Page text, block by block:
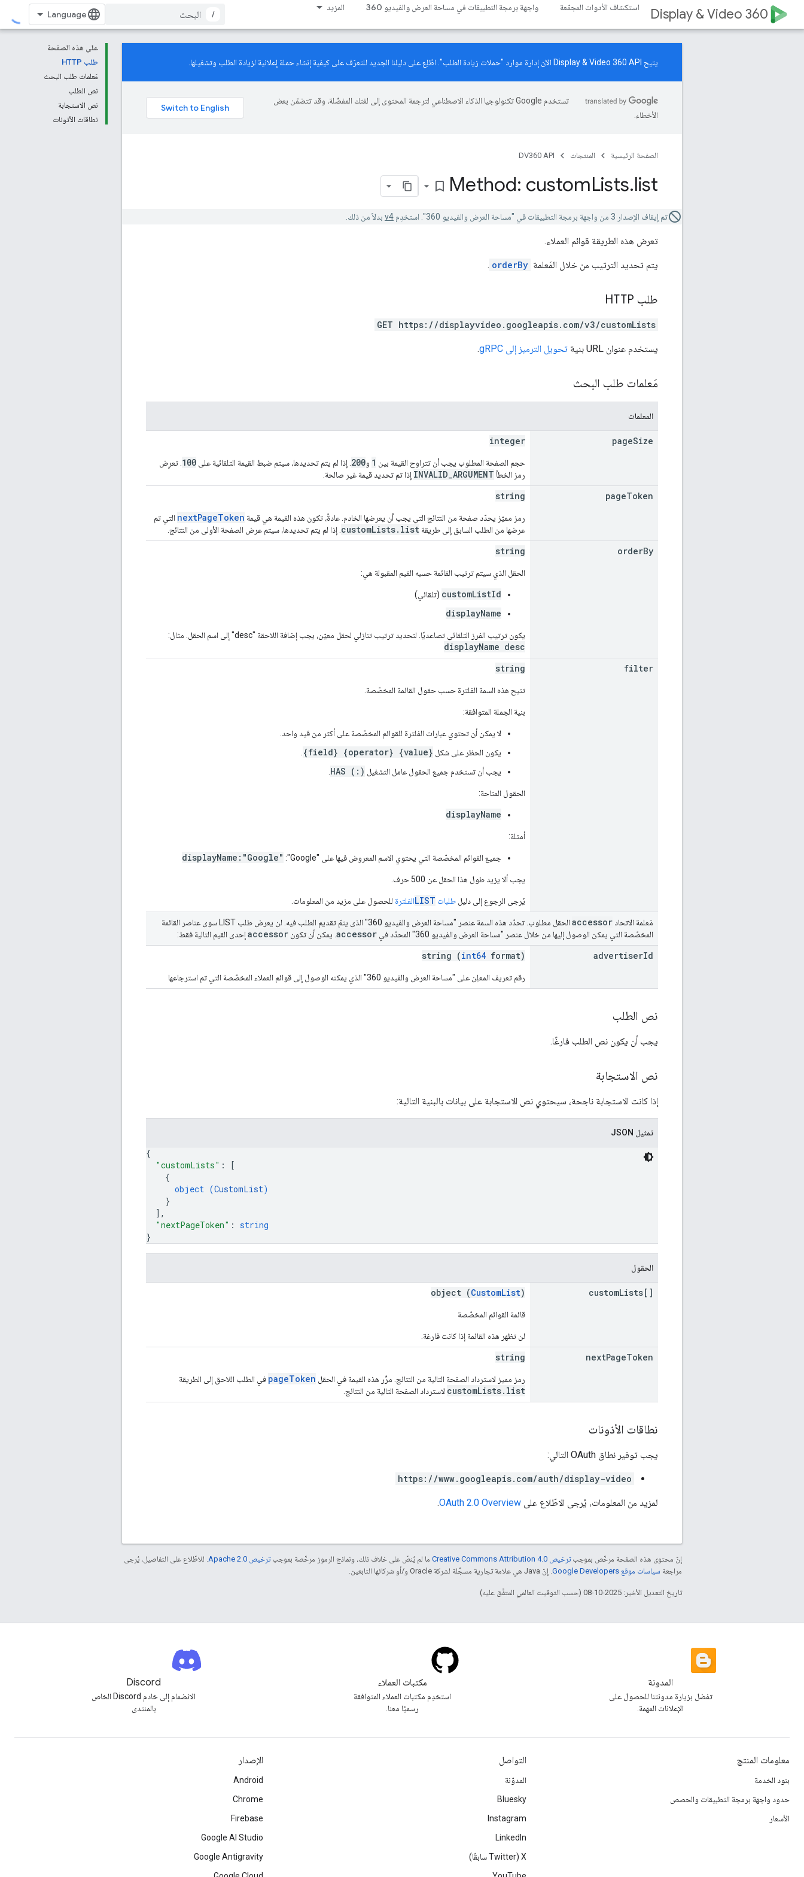
Display & Video 360 استكشاف الأدوات المجمّعة واجهة برمجة التطبيقات في مساحة العرض والفيديو 360 المزيد
/
على هذه الصفحة
طلب HTTP
مَعلمات طلب البحث
نص الطلب
نص الاستجابة
نطاقات الأذونات
يتيح Display & Video 360 API الآن إدارة موارد "حملات زيادة الطلب". اطّلِع على دليلنا الجديد للتعرّف على كيفية إنشاء حملة إعلانية لزيادة الطلب وتشغيلها.
تستخدم Google تكنولوجيا الذكاء الاصطناعي لترجمة المحتوى إلى لغتك المفضّلة، وقد تتضمّن بعض
الأخطاء.
الصفحة الرئيسية المنتجات DV360 API
Method: customLists.list
bookmark_border
تم إيقاف الإصدار 3 من واجهة برمجة التطبيقات في "مساحة العرض والفيديو 360". استخدِم v4 بدلاً من ذلك.
تعرض هذه الطريقة قوائم العملاء.
يتم تحديد الترتيب من خلال المَعلمة orderBy
.
طلب HTTP
GET https://displayvideo.googleapis.com/v3/customLists
يستخدم عنوان URL بنية تحويل الترميز إلى gRPC .
مَعلمات طلب البحث
المعلمات
pageSize
integer
حجم الصفحة المطلوب يجب أن تتراوح القيمة بين 1 و200 . إذا لم يتم تحديدها، سيتم ضبط القيمة التلقائية على 100 . تعرِض
رمز الخطأ INVALID_ARGUMENT إذا تم تحديد قيمة غير صالحة.
pageToken
string
رمز مميّز يحدّد صفحة من النتائج التي يجب أن يعرضها الخادم. عادةً، تكون هذه القيمة هي قيمة nextPageToken التي تم
عرضها من الطلب السابق إلى طريقة customLists.list . إذا لم يتم تحديدها، سيتم عرض الصفحة الأولى من النتائج.
orderBy
string
الحقل الذي سيتم ترتيب القائمة حسبه القيم المقبولة هي:
customListId (تلقائي)
displayName
يكون ترتيب الفرز التلقائي تصاعديًا. لتحديد ترتيب تنازلي لحقل معيّن، يجب إضافة اللاحقة "desc" إلى اسم الحقل. مثال:
displayName desc
filter
string
تتيح هذه السمة الفلترة حسب حقول القائمة المخصّصة.
بنية الجملة المتوافقة:
لا يمكن أن تحتوي عبارات الفلترة للقوائم المخصّصة على أكثر من قيد واحد.
يكون الحظر على شكل {field} {operator} {value}
يجب أن تستخدم جميع الحقول عامل التشغيل
HAS (:)
الحقول المتاحة:
displayName
أمثلة:
جميع القوائم المخصّصة التي يحتوي الاسم المعروض فيها على "Google": displayName:"Google"
يجب ألا يزيد طول هذا الحقل عن 500 حرف.
يُرجى الرجوع إلى دليل طلبات LISTالفلترة للحصول على مزيد من المعلومات.
مَعلمة الاتحاد accessor
الحقل مطلوب. تحدّد هذه السمة عنصر "مساحة العرض والفيديو 360" الذي يتمّ تقديم الطلب فيه. لن يعرض طلب LIST سوى عناصر القائمة
المخصّصة التي يمكن الوصول إليها من خلال عنصر "مساحة العرض والفيديو 360" المحدّد في
accessor . يمكن أن تكون accessor إحدى القيم التالية فقط:
advertiserId
string (int64 format)
رقم تعريف المعلِن على "مساحة العرض والفيديو 360" الذي يمكنه الوصول إلى قوائم العملاء المخصّصة التي تم استرجاعها
نص الطلب
يجب أن يكون نص الطلب فارغًا.
نص الاستجابة
إذا كانت الاستجابة ناجحة، سيحتوي نص الاستجابة على بيانات بالبنية التالية:
تمثيل JSON
{
"customLists" :
[
{
object (CustomList)
}
] ,
"nextPageToken" : string
}
الحقول
customLists[]
object (CustomList)
قائمة القوائم المخصّصة
لن تظهر هذه القائمة إذا كانت فارغة.
nextPageToken
string
رمز مميز لاسترداد الصفحة التالية من النتائج. مرِّر هذه القيمة في الحقل pageToken في الطلب اللاحق إلى الطريقة
customLists.list لاسترداد الصفحة التالية من النتائج.
نطاقات الأذونات
يجب توفير نطاق OAuth التالي:
https://www.googleapis.com/auth/display-video
لمزيد من المعلومات، يُرجى الاطّلاع على OAuth 2.0 Overview
.
إنّ محتوى هذه الصفحة مرخّص بموجبترخيص Creative Commons Attribution 4.0‏ ما لم يُنصّ على خلاف ذلك، ونماذج الرموز مرخّصة بموجبترخيص Apache 2.0‏
. للاطّلاع على التفاصيل، يُرجى
مراجعة سياسات موقع Google Developers‏ . إنّ Java هي علامة تجارية مسجَّلة لشركة Oracle و/أو شركائها التابعين.
تاريخ التعديل الأخير: 2025-10-08 (حسب التوقيت العالمي المتفَّق عليه)
المدونة
تفضل بزيارة مدونتنا للحصول على
الإعلانات المهمة.
مكتبات العملاء
استخدِم مكتبات العملاء المتوافقة
رسميًا معنا.
Discord
الانضمام إلى خادم Discord الخاص
بالمنتدى
معلومات المنتج
بنود الخدمة
حدود واجهة برمجة التطبيقات والحصص
الأسعار
التواصل
المدوّنة
Bluesky
Instagram
LinkedIn
‫X ‏(Twitter سابقًا)
الإصدار
Android
Chrome
Firebase
Google AI Studio
Google Antigravity